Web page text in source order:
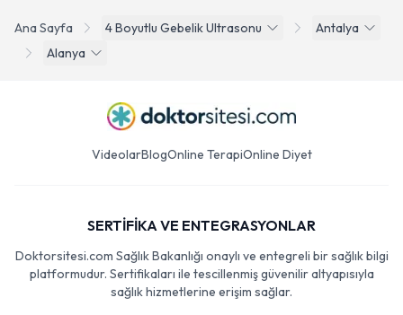
Ana Sayfa 4 Boyutlu Gebelik Ultrasonu
Antalya
Alanya
VideolarBlogOnline TerapiOnline Diyet
SERTİFİKA VE ENTEGRASYONLAR
Doktorsitesi.com Sağlık Bakanlığı onaylı ve entegreli bir sağlık bilgi
platformudur. Sertifikaları ile tescillenmiş güvenilir altyapısıyla
sağlık hizmetlerine erişim sağlar.